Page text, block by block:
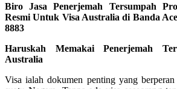
Biro Jasa Penerjemah Tersumpah
Resmi Untuk Visa Australia di Banda
8883
Haruskah Memakai Penerjemah
Australia
Visa ialah dokumen penting yang